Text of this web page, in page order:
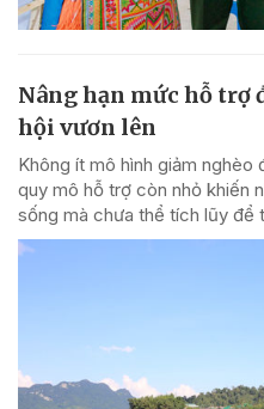
Nâng hạn mức hỗ trợ
hội vươn lên
Không ít mô hình giảm nghèo
quy mô hỗ trợ còn nhỏ khiến
sống mà chưa thể tích lũy để